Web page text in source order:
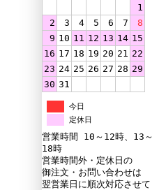
1
2
3 4 5 6 7
8
9 10 11 12 13 14 15
16 17 18 19 20 21 22
23 24 25 26 27 28 29
30 31
今日
定休日
営業時間 10～12時、13～
18時
営業時間外・定休日の
御注文・お問い合わせは
翌営業日に順次対応させて